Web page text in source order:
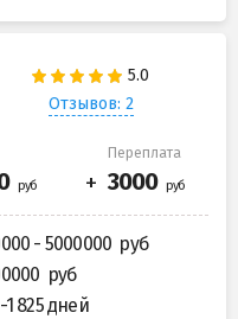
Отзывов: 2
Переплата
- 5000000
1 825 дней